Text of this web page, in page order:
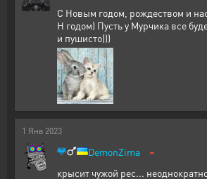
С Новым годом, рождеством и
Н годом) Пусть у Мурчика все
и пушисто)))
1 Янв 2023
DemonZima -
крысит чужой рес...